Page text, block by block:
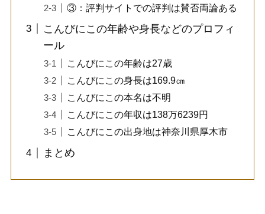
③：評判サイトでの評判は賛否両論ある
こんびにこの年齢や身長などのプロフィ
ール
こんびにこの年齢は27歳
こんびにこの身長は169.9㎝
こんびにこの本名は不明
こんびにこの年収は138万6239円
こんびにこの出身地は神奈川県厚木市
まとめ